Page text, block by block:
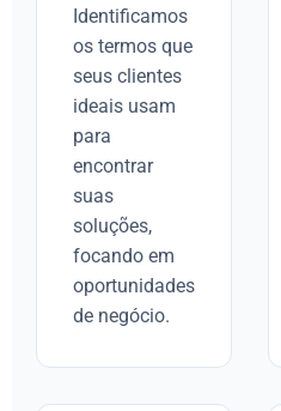
Identificamos
os termos que
seus clientes
ideais usam
para
encontrar
suas
soluções,
focando em
oportunidades
de negócio.